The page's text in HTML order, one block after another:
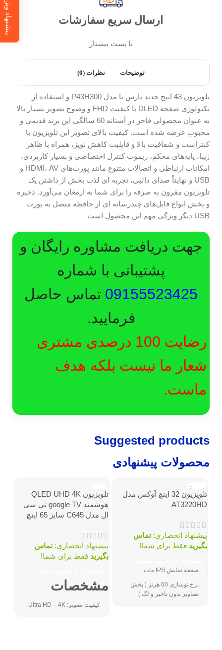
ارسال سریع سفارشات
با پست پیشتاز
توضیحات نظرات (0)
تلویزیون 43 اینچ جدید پارس با مدل P43H300 و استفاده از
تکنولوژی صفحه DLED با کیفیت FHD و وضوح تصویر بسیار بالا
به عنوان محصولی فاخر در آستانه 60 سالگی این برند قدیمی و
محبوب عرضه شده است. کیفیت بالای تصویر این تلویزیون با
کنتراست و شفافیت بالا و قابلیت کاهش نویز، همراه با ظاهر
زیبا، پایه‌های محکم، ریموت کنترل اختصاصی و بسیار کاربردی،
امکانات ارتباطی و اتصالات متنوع مانند پورت‌های HDMI، AV و
USB و نهایتاً صدای دالبی، تجربه ای لذت بخش از داشتن یک
تلویزیون مقرون به صرفه را برای شما به ارمغان می‌آورد. ذخیره
و پخش انواع فایل‌های چندرسانه ای از حافظه متصل به پورت
USB دیگر ویژگی مهم این محصول است
جهت دریافت مشاوره رایگان و
پشتیبانی با شماره
09155523425 تماس حاصل
فرمایید.
رضایت 100 درصدی مشتری
شعار ما نیست بلکه هدف
ماست.
Suggested products
محصولات پیشنهادی
ناموجود
تلویزیون 32 اینچ آوکس مدل
AT3220HD
پیشنهاد انحصاری:تماس
بگیرید فقط برای شما!
صفحه نمایش IPS مات
نرخ نوسازی 60 هرتز ( پخش
تصاویر بدون تاخیر و لگ )
تلویزیون QLED UHD 4K
هوشمند google TV تی سی
ال مدل C645 سایز 65 اینچ
پیشنهاد انحصاری:تماس
بگیرید فقط برای شما!
مشخصات
کیفیت تصویر: Ultra HD – 4K
پیشنهاد ویژه